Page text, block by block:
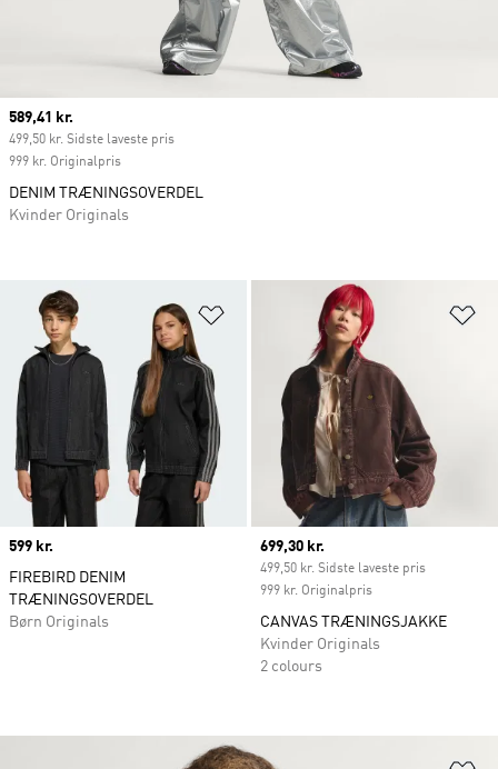
Føj til ønskeliste
Price
599 kr.
FIREBIRD DENIM
TRÆNINGSOVERDEL
Børn Originals
Current price
699,30 kr.
499,50 kr. Sidste laveste pris
999 kr. Originalpris
CANVAS TRÆNINGSJAKKE
Kvinder Originals
2 colours
Current price
589,41 kr.
499,50 kr. Sidste laveste pris
999 kr. Originalpris
DENIM TRÆNINGSOVERDEL
Kvinder Originals